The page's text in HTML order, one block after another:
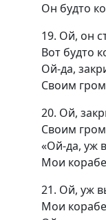
Он будто
19. Ой, он
Вот будто
Ой-да,
Своим
20. Ой,
Своим
«Ой-да, уж
Мои
21. Ой, уж
Мои